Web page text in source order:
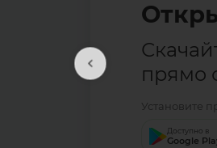
прямо
Установите
Доступно в
Google